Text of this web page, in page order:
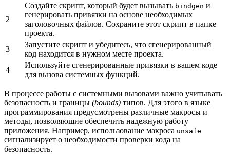
2
Создайте скрипт, который будет вызывать bindgen и
генерировать привязки на основе необходимых
заголовочных файлов. Сохраните этот скрипт в папке
проекта.
3
Запустите скрипт и убедитесь, что сгенерированный
код находится в нужном месте проекта.
4
Используйте сгенерированные привязки в вашем коде
для вызова системных функций.
В процессе работы с системными вызовами важно учитывать
безопасность и границы (bounds) типов. Для этого в языке
программирования предусмотрены различные макросы и
методы, позволяющие обеспечить надежную работу
приложения. Например, использование макроса unsafe
сигнализирует о необходимости проверки кода на
безопасность.